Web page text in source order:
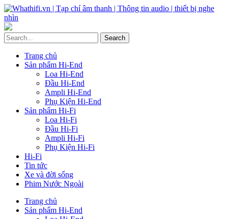
Trang chủ
Sản phẩm Hi-End
Loa Hi-End
Đầu Hi-End
Ampli Hi-End
Phụ Kiện Hi-End
Sản phẩm Hi-Fi
Loa Hi-Fi
Đầu Hi-Fi
Ampli Hi-Fi
Phụ Kiện Hi-Fi
Hi-Fi
Tin tức
Xe và đời sống
Phim Nước Ngoài
Trang chủ
Sản phẩm Hi-End